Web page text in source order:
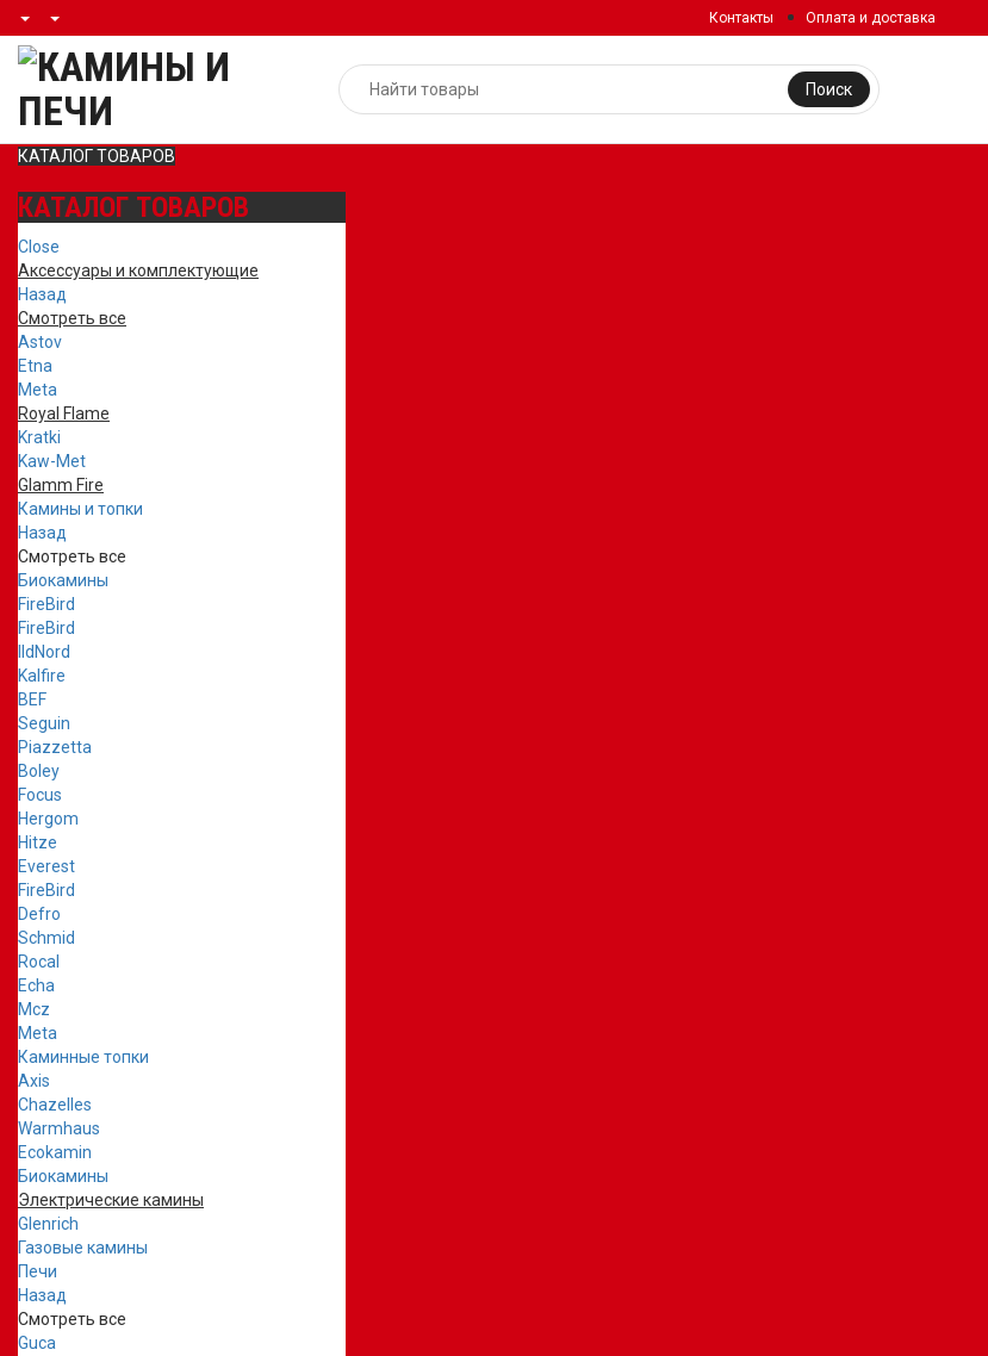
Контакты Оплата и доставка
Поиск
КАТАЛОГ ТОВАРОВ
КАТАЛОГ ТОВАРОВ
Close
Аксессуары и комплектующие
Назад
Смотреть все
Astov
Etna
Meta
Royal Flame
Kratki
Kaw-Met
Glamm Fire
Камины и топки
Назад
Смотреть все
Биокамины
FireBird
FireBird
IldNord
Kalfire
BEF
Seguin
Piazzetta
Boley
Focus
Hergom
Hitze
Everest
FireBird
Defro
Schmid
Rocal
Echa
Mcz
Meta
Каминные топки
Axis
Chazelles
Warmhaus
Ecokamin
Биокамины
Электрические камины
Glenrich
Газовые камины
Печи
Назад
Смотреть все
Guca